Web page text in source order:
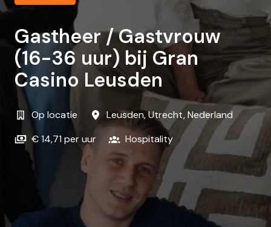
Gastheer / Gastvrouw
(16-36 uur) bij Gran
Casino Leusden
Op locatie Leusden,Utrecht,Nederland
€ 14,71 per uur
Hospitality